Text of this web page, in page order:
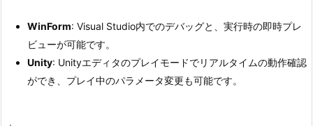
1.
3.
1
基
WinForm: Visual Studio内でのデバッグと、実行時の即時プレ
ビューが可能です。
Unity: Unityエディタのプレイモードでリアルタイムの動作確認
ができ、プレイ中のパラメータ変更も可能です。